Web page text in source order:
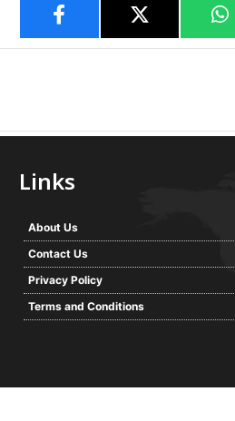
Links
About Us
Contact Us
Privacy Policy
Terms and Conditions